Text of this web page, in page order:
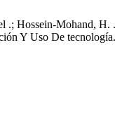
.; Hossein-Mohand,
Y Uso De